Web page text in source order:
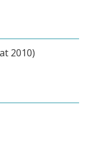
2010)